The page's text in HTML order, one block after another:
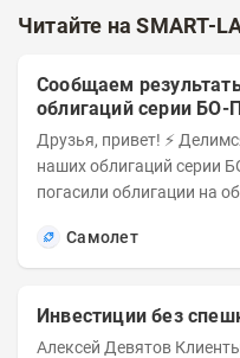
Читайте на SMART-
Сообщаем
облигаций серии БО-
Друзья, привет! ⚡️ Делимся итогами оферты по выпуску
наших облигаций серии
погасили облигации на
Самолет
Инвестиции без
Алексей Девятов Клиенты Альфа-Инвестиций могут